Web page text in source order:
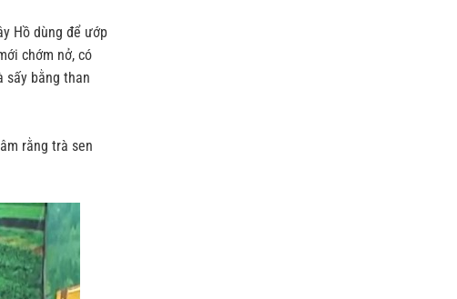
Hồ dùng để ướp
chớm nở, có
sấy bằng than
rằng trà sen